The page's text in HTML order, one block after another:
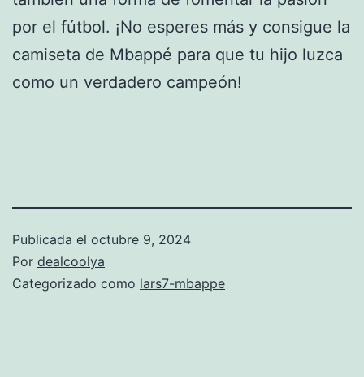
por el fútbol. ¡No esperes más y consigue la
camiseta de Mbappé para que tu hijo luzca
como un verdadero campeón!
Publicada el octubre 9, 2024
Por dealcoolya
Categorizado como lars7-mbappe